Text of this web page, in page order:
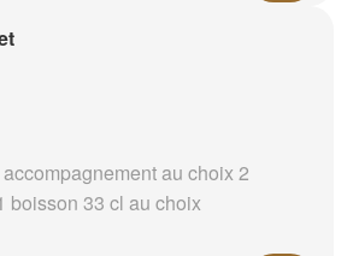
au choix 2
boisson 33 cl au choix